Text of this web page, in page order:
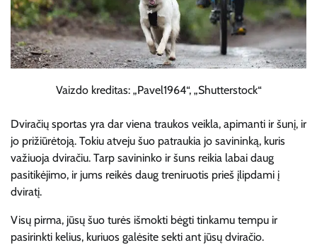
Vaizdo kreditas: „Pavel1964“, „Shutterstock“
Dviračių sportas yra dar viena traukos veikla, apimanti ir šunį, ir
jo prižiūrėtoją. Tokiu atveju šuo patraukia jo savininką, kuris
važiuoja dviračiu. Tarp savininko ir šuns reikia labai daug
pasitikėjimo, ir jums reikės daug treniruotis prieš įlipdami į
dviratį.
Visų pirma, jūsų šuo turės išmokti bėgti tinkamu tempu ir
pasirinkti kelius, kuriuos galėsite sekti ant jūsų dviračio.